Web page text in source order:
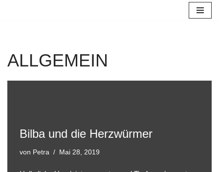
ALLGEMEIN
Bilba und die Herzwürmer
von Petra Mai 28, 2019